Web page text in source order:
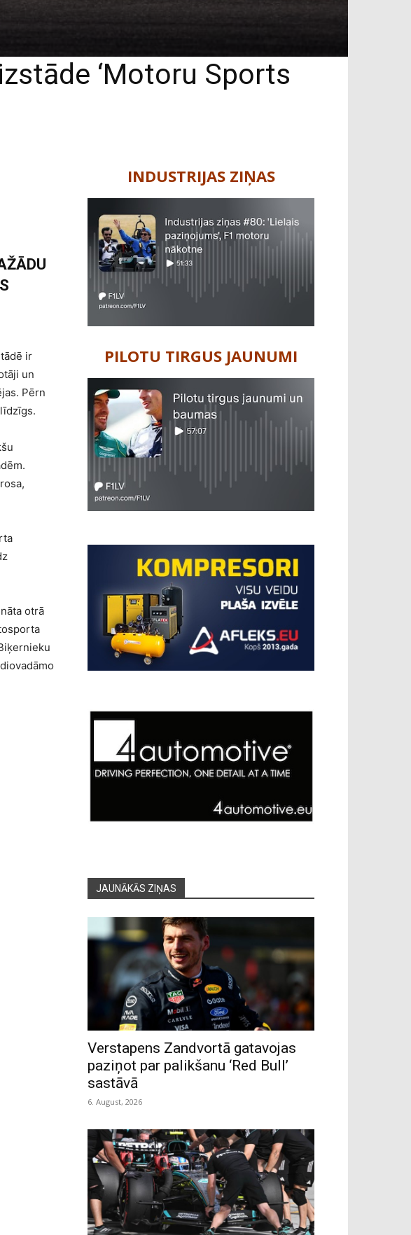
‘Motoru Sports
ir
un
Pērn
otrā
INDUSTRIJAS ZIŅAS
PILOTU TIRGUS JAUNUMI
JAUNĀKĀS ZIŅAS
Verstapens Zandvortā gatavojas
paziņot par palikšanu ‘Red Bull’
sastāvā
6. August, 2026